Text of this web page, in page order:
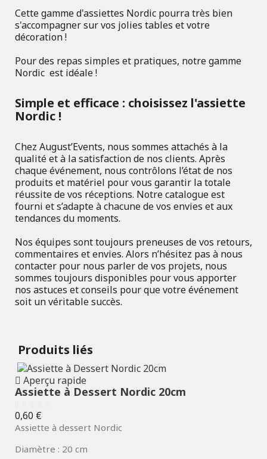
Cette gamme d'assiettes Nordic pourra très bien
s'accompagner sur vos jolies tables et votre
décoration !
Pour des repas simples et pratiques, notre gamme
Nordic est idéale !
Simple et efficace : choisissez l'assiette
Nordic !
Chez August’Events, nous sommes attachés à la
qualité et à la satisfaction de nos clients. Après
chaque événement, nous contrôlons l’état de nos
produits et matériel pour vous garantir la totale
réussite de vos réceptions. Notre catalogue est
fourni et s’adapte à chacune de vos envies et aux
tendances du moments.
Nos équipes sont toujours preneuses de vos retours,
commentaires et envies. Alors n’hésitez pas à nous
contacter pour nous parler de vos projets, nous
sommes toujours disponibles pour vous apporter
nos astuces et conseils pour que votre événement
soit un véritable succès.
Produits liés
Aperçu rapide
Assiette à Dessert Nordic 20cm
Prix
0,60 €
Assiette à dessert Nordic
Diamètre : 20 cm